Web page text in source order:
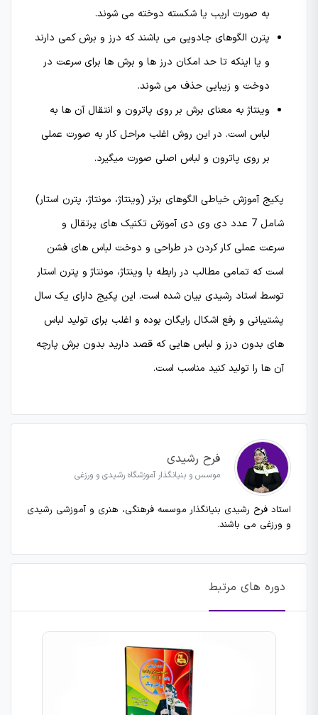
به صورت اریب یا شکسته دوخته می شوند.
پترن الگوهای جادویی می باشند که درز و برش کمی دارند
و یا اینکه تا حد امکان درز ها و برش ها برای سرعت در
دوخت و زیبایی حذف می شوند.
وینتاژ به معنای برش بر روی پاترون و انتقال آن ها به
لباس است. در این روش اغلب مراحل کار به صورت عملی
بر روی پاترون و لباس اصلی صورت میگیرد.
پکیج آموزش خیاطی الگوهای برتر (وینتاژ، مونتاژ، پترن استار)
شامل 7 عدد دی وی دی آموزش تکنیک های پرتقال و
سرعت عملی کار کردن در طراحی و دوخت لباس های فشن
است که تمامی مطالب در رابطه با وینتاژ، مونتاژ و پترن استار
توسط استاد رشیدی بیان شده است. این پکیج دارای یک سال
پشتیبانی و رفع اشکال رایگان بوده و اغلب برای تولید لباس
های بدون درز و لباس هایی که قصد دارید بدون برش پارچه
آن ها را تولید کنید مناسب است.
فرح رشیدی
موسس و بنیانگذار آموزشگاه رشیدی و ورزغی
استاد فرح رشیدی بنیانگذار موسسه فرهنگی، هنری و آموزشی رشیدی
و ورزغی می باشند.
دوره های مرتبط